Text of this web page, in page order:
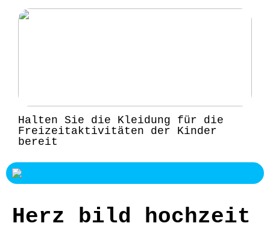
Halten Sie die Kleidung für die
Freizeitaktivitäten der Kinder
bereit
Herz bild hochzeit